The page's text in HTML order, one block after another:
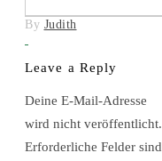
By Judith
Leave a Reply
Deine E-Mail-Adresse
wird nicht veröffentlicht.
Erforderliche Felder sind